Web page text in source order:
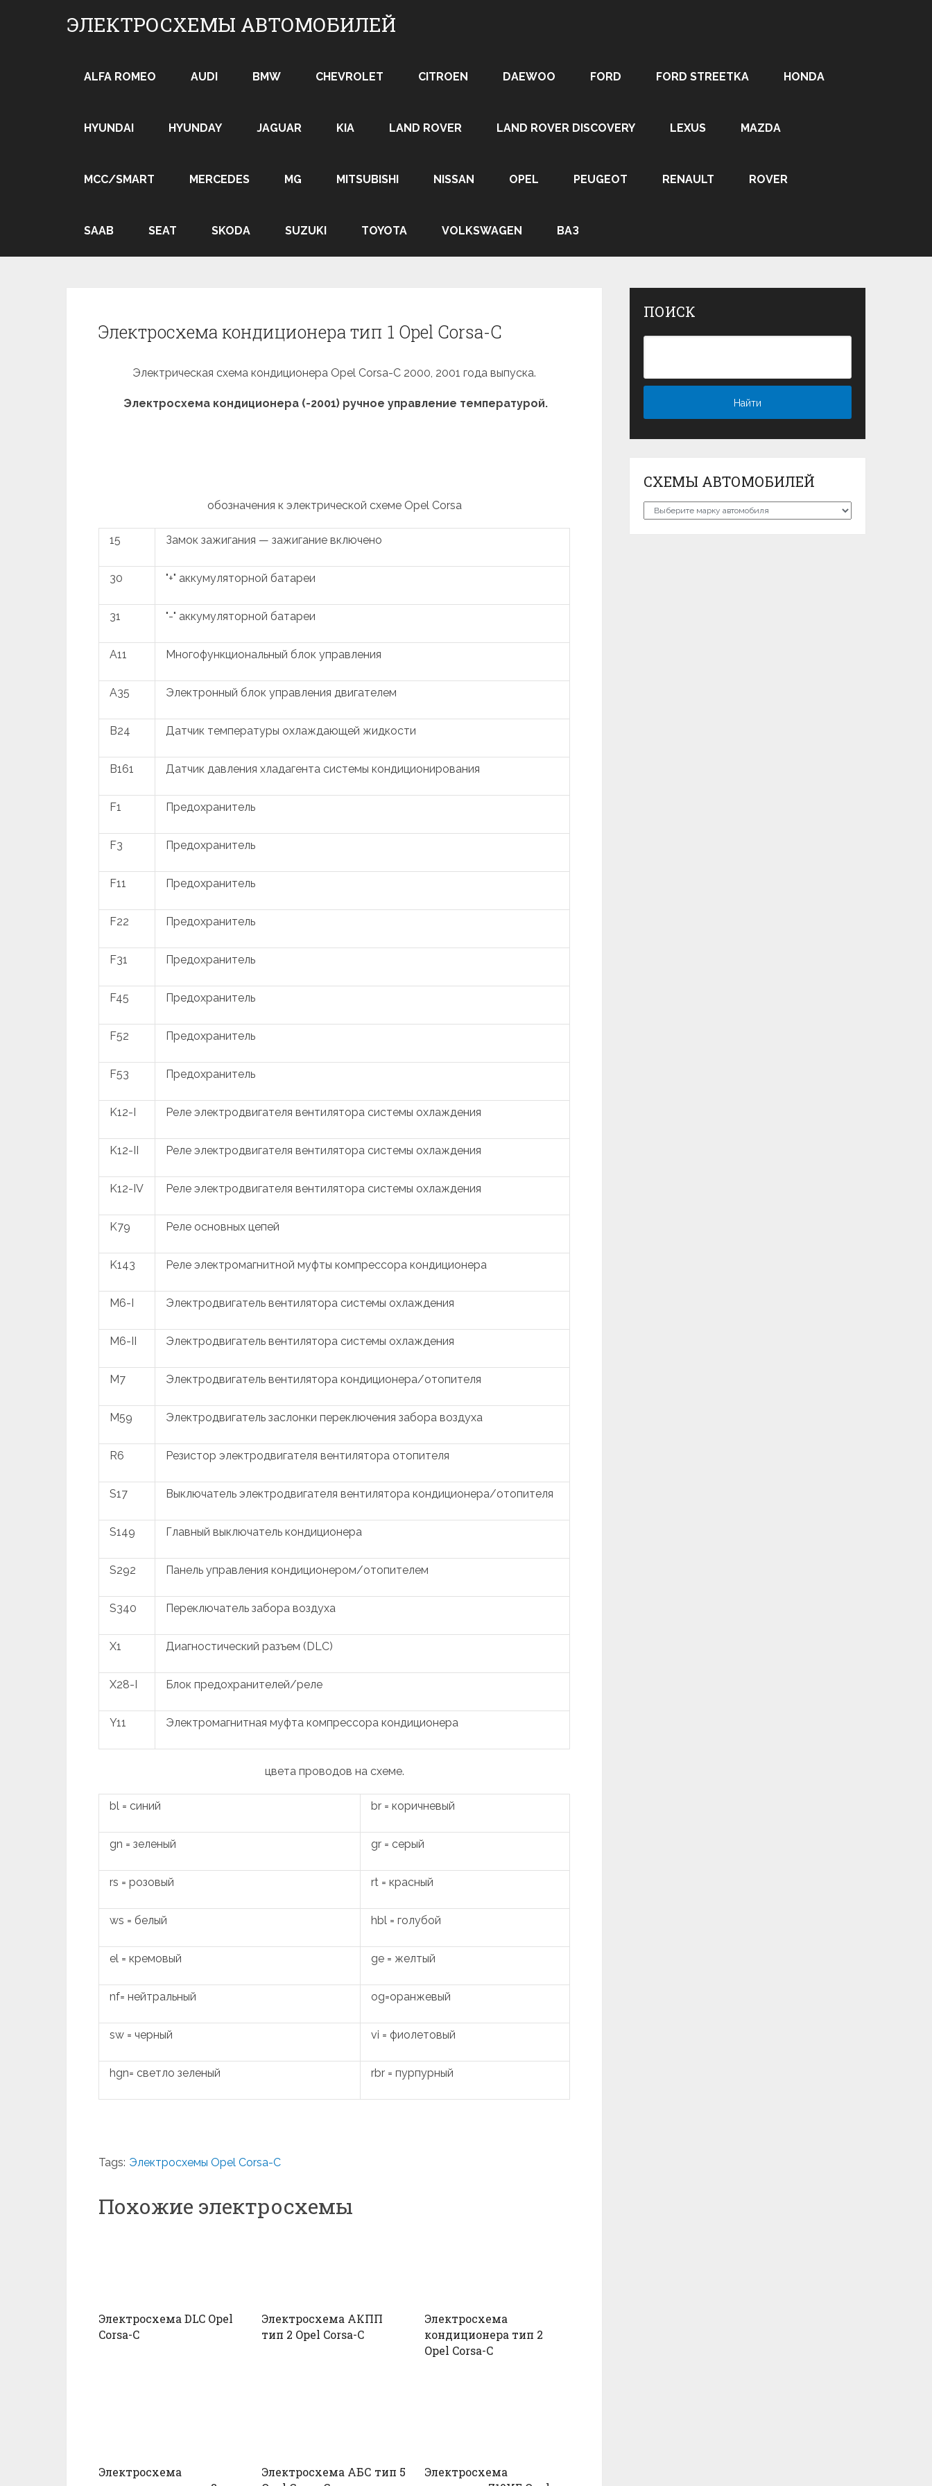
ЭЛЕКТРОСХЕМЫ АВТОМОБИЛЕЙ
ALFA ROMEO AUDI BMW CHEVROLET CITROEN DAEWOO FORD FORD STREETKA HONDA
HYUNDAI HYUNDAY JAGUAR KIA LAND ROVER LAND ROVER DISCOVERY LEXUS MAZDA
MCC/SMART MERCEDES MG MITSUBISHI NISSAN OPEL PEUGEOT RENAULT ROVER
SAAB SEAT SKODA SUZUKI TOYOTA VOLKSWAGEN ВАЗ
Электросхема кондиционера тип 1 Opel Corsa-C
Электрическая схема кондиционера Opel Corsa-C 2000, 2001 года выпуска.
Электросхема кондиционера (-2001) ручное управление температурой.
обозначения к электрической схеме Opel Corsa
15 Замок зажигания — зажигание включено
30 "+" аккумуляторной батареи
31 "-" аккумуляторной батареи
A11 Многофункциональный блок управления
A35 Электронный блок управления двигателем
B24 Датчик температуры охлаждающей жидкости
B161 Датчик давления хладагента системы кондиционирования
F1 Предохранитель
F3 Предохранитель
F11 Предохранитель
F22 Предохранитель
F31 Предохранитель
F45 Предохранитель
F52 Предохранитель
F53 Предохранитель
K12-I Реле электродвигателя вентилятора системы охлаждения
K12-II Реле электродвигателя вентилятора системы охлаждения
K12-IV Реле электродвигателя вентилятора системы охлаждения
K79 Реле основных цепей
K143 Реле электромагнитной муфты компрессора кондиционера
M6-I Электродвигатель вентилятора системы охлаждения
M6-II Электродвигатель вентилятора системы охлаждения
M7 Электродвигатель вентилятора кондиционера/отопителя
M59 Электродвигатель заслонки переключения забора воздуха
R6 Резистор электродвигателя вентилятора отопителя
S17 Выключатель электродвигателя вентилятора кондиционера/отопителя
S149 Главный выключатель кондиционера
S292 Панель управления кондиционером/отопителем
S340 Переключатель забора воздуха
X1 Диагностический разъем (DLC)
X28-I Блок предохранителей/реле
Y11 Электромагнитная муфта компрессора кондиционера
цвета проводов на схеме.
bl = синий br = коричневый
gn = зеленый gr = серый
rs = розовый rt = красный
ws = белый hbl = голубой
el = кремовый ge = желтый
nf= нейтральный og=оранжевый
sw = черный vi = фиолетовый
hgn= светло зеленый rbr = пурпурный
Tags: Электросхемы Opel Corsa-С
Похожие электросхемы
Электросхема DLC Opel
Corsa-C
Электросхема АКПП
тип 2 Opel Corsa-C
Электросхема
кондиционера тип 2
Opel Corsa-C
Электросхема
Электросхема АБС тип 5
Электросхема
ПОИСК
СХЕМЫ АВТОМОБИЛЕЙ
Схемы